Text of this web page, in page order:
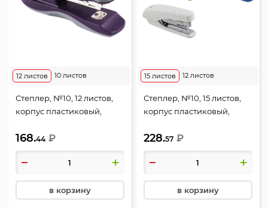
10 листов
12 листов
Степлер, №10, 12 листов,
корпус пластиковый,
лаванда, Marandi,
deVENTE, 4142205
168.44 ₽
в корзину
12 листов
15 листов
Степлер, №10, 15 листов,
корпус пластиковый,
вида, Deli, E0238
228.57 ₽
в корзину